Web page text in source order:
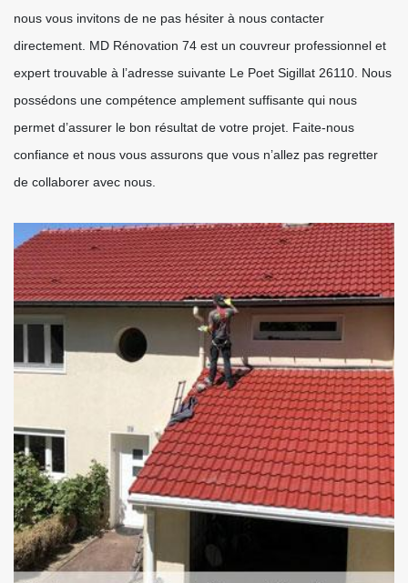
nous vous invitons de ne pas hésiter à nous contacter
directement. MD Rénovation 74 est un couvreur professionnel et
expert trouvable à l’adresse suivante Le Poet Sigillat 26110. Nous
possédons une compétence amplement suffisante qui nous
permet d’assurer le bon résultat de votre projet. Faite-nous
confiance et nous vous assurons que vous n’allez pas regretter
de collaborer avec nous.